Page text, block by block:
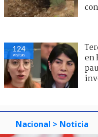
124
visitas
en
Nacional > Noticia